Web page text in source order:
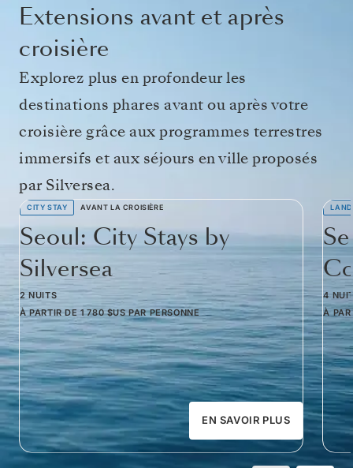
Extensions avant et après
croisière
Explorez plus en profondeur les
destinations phares avant ou après votre
croisière grâce aux programmes terrestres
immersifs et aux séjours en ville proposés
par Silversea.
CITY STAY AVANT LA CROISIÈRE
Seoul: City Stays by
Silversea
2 NUITS
À PARTIR DE 1 780 $US PAR PERSONNE
EN SAVOIR PLUS
4
À